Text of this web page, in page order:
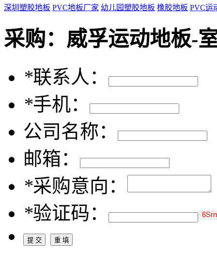
深圳塑胶地板 PVC地板厂家 幼儿园塑胶地板 橡胶地板 PVC运
采购： 威孚运动地板-
*联系人：
*手机：
公司名称：
邮箱：
*采购意向：
*验证码：